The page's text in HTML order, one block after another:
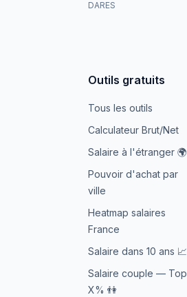
DARES
Outils gratuits
Tous les outils
Calculateur Brut/Net
Salaire à l'étranger 🌍
Pouvoir d'achat par
ville
Heatmap salaires
France
Salaire dans 10 ans 📈
Salaire couple — Top
X% 👫